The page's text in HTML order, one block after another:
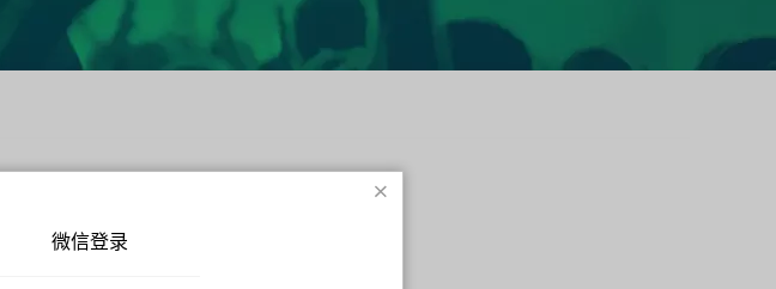
载客户端
微信登录